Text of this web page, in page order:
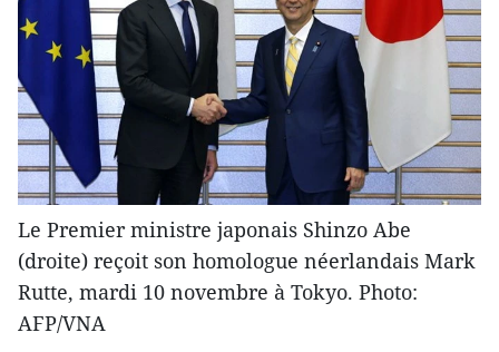
Le Premier ministre japonais Shinzo Abe
(droite) reçoit son homologue néerlandais Mark
Rutte, mardi 10 novembre à Tokyo. Photo:
AFP/VNA